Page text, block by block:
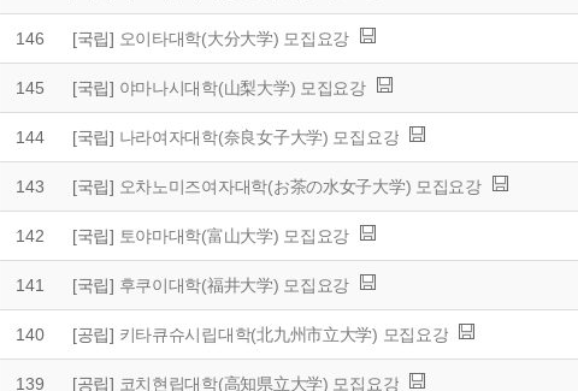
146 [국립] 오이타대학(大分大学) 모집요강
145 [국립] 야마나시대학(山梨大学) 모집요강
144 [국립] 나라여자대학(奈良女子大学) 모집요강
143 [국립] 오차노미즈여자대학(お茶の水女子大学) 모집요강
142 [국립] 토야마대학(富山大学) 모집요강
141 [국립] 후쿠이대학(福井大学) 모집요강
140 [공립] 키타큐슈시립대학(北九州市立大学) 모집요강
139 [공립] 코치현립대학(高知県立大学) 모집요강